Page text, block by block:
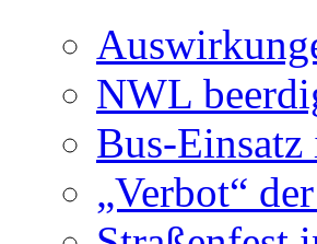
NWL
Bus-
„Verbot“